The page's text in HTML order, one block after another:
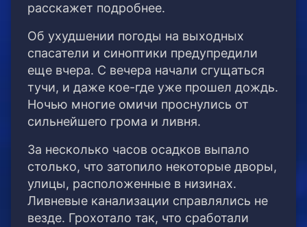
расскажет подробнее.
Об ухудшении погоды на выходных
спасатели и синоптики предупредили
еще вчера. С вечера начали сгущаться
тучи, и даже кое-где уже прошел дождь.
Ночью многие омичи проснулись от
сильнейшего грома и ливня.
За несколько часов осадков выпало
столько, что затопило некоторые дворы,
улицы, расположенные в низинах.
Ливневые канализации справлялись не
везде. Грохотало так, что сработали